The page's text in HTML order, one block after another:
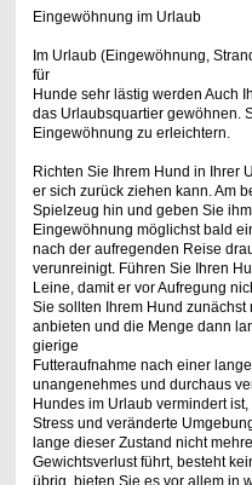
Eingewöhnung im Urlaub
Im Urlaub (Eingewöhnung,
für
Hunde sehr lästig werden Auch
das Urlaubsquartier gewöhnen.
Eingewöhnung zu erleichtern.
Richten Sie Ihrem Hund in Ihrer
er sich zurück ziehen kann. Am
Spielzeug hin und geben Sie
Eingewöhnung möglichst bald
nach der aufregenden Reise
verunreinigt. Führen Sie Ihren
Leine, damit er vor Aufregung
Sie sollten Ihrem Hund
anbieten und die Menge dann
gierige
Futteraufnahme nach einer
unangenehmes und durchaus
Hundes im Urlaub vermindert
Stress und veränderte
lange dieser Zustand nicht
Gewichtsverlust führt, besteht